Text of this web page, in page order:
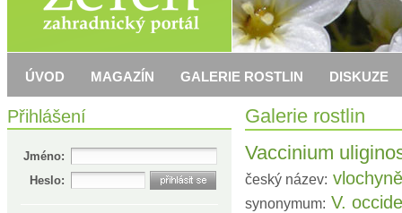
Galerie rostlin
Vaccinium
český název:
synonymum: V.
Přihlášení
Jméno:
Heslo:
ÚVOD MAGAZÍN GALERIE ROSTLIN DISKUZE